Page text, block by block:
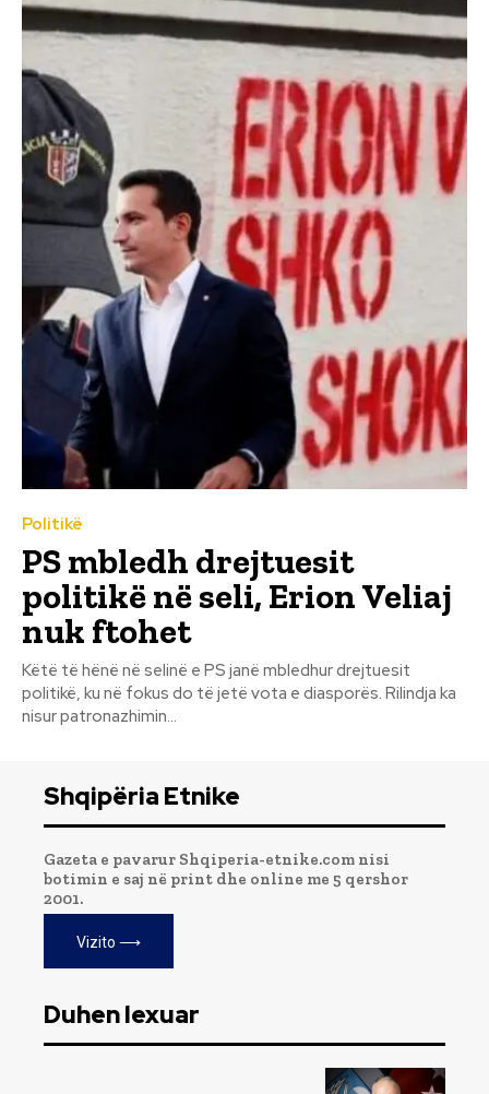
Politikë
PS mbledh drejtuesit
politikë në seli, Erion Veliaj
nuk ftohet
Këtë të hënë në selinë e PS janë mbledhur drejtuesit
politikë, ku në fokus do të jetë vota e diasporës. Rilindja ka
nisur patronazhimin...
Shqipëria Etnike
Gazeta e pavarur Shqiperia-etnike.com nisi
botimin e saj në print dhe online me 5 qershor
2001.
Vizito ⟶
Duhen lexuar